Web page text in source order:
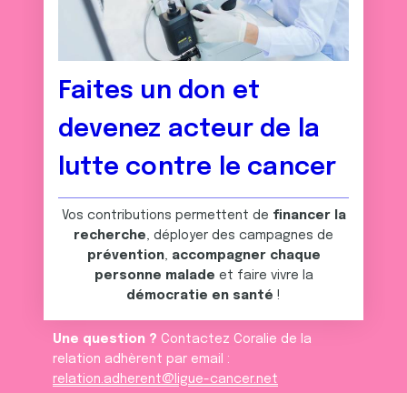
Faites un don et
devenez acteur de la
lutte contre le cancer
Vos contributions permettent de financer la
recherche, déployer des campagnes de
prévention, accompagner chaque
personne malade et faire vivre la
démocratie en santé !
Une question ? Contactez Coralie de la
relation adhèrent par email :
relation.adherent@ligue-cancer.net